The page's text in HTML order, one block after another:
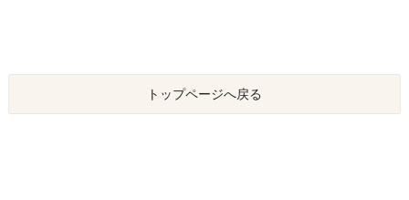
トップページへ戻る